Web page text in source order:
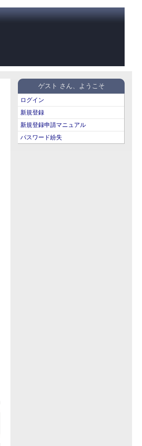
ゲスト さん、ようこそ
ログイン
新規登録
新規登録申請マニュアル
パスワード紛失